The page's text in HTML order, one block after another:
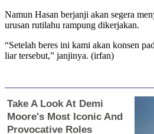
Namun Hasan berjanji akan segera
urusan rutilahu rampung dikerjakan.
“Setelah beres ini kami akan konsen
liar tersebut,” janjinya. (irfan)